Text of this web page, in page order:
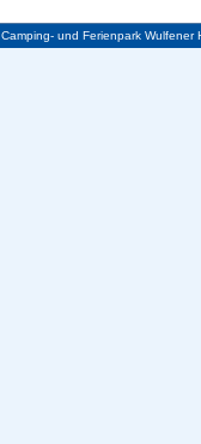
Camping- und Ferienpark Wulfener